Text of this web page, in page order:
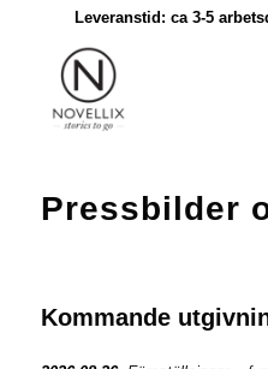
Leveranstid: ca 3-5
Pressbilder
Kommande